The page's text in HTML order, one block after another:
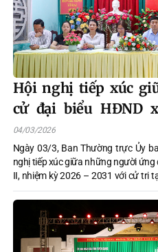
Hội nghị tiếp xúc
cử đại biểu HĐND
nhiệm kỳ 2026 –
bầu cử số 2 tại thôn
04/03/2026
Ngày 03/3, Ban Thường trực Ủy
nghị tiếp xúc giữa những người ứng
II, nhiệm kỳ 2026 – 2031 với cử tri
Ân, Phú Thịnh. Dự hội nghị có các
thường trực Đảng ủy xã, Giám đốc
Văn Trọng, Ủy viên BTV Đảng ủy,
ban Kinh tế - Ngân sách HĐND xã
viên BTV Đảng ủy, Trưởng công an